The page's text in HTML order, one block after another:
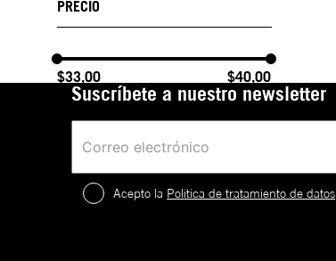
$33,00 $40,00
Suscríbete a nuestro newsletter
Acepto la Política de tratamiento de datos